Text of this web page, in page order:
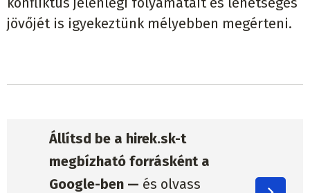
jövőjét is igyekeztünk mélyebben megérteni.
Állítsd be a hirek.sk-t
megbízható forrásként a
Google-ben — és olvass